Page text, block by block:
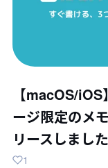
【macOS/
ージ限定のメ
リースしました
1